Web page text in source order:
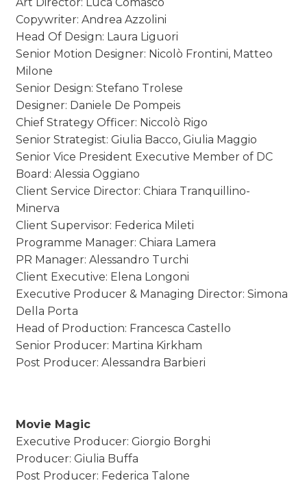
Copywriter: Andrea Azzolini
Head Of Design: Laura Liguori
Senior Motion Designer: Nicolò Frontini, Matteo
Milone
Senior Design: Stefano Trolese
Designer: Daniele De Pompeis
Chief Strategy Officer: Niccolò Rigo
Senior Strategist: Giulia Bacco, Giulia Maggio
Senior Vice President Executive Member of DC
Board: Alessia Oggiano
Client Service Director: Chiara Tranquillino-
Minerva
Client Supervisor: Federica Mileti
Programme Manager: Chiara Lamera
PR Manager: Alessandro Turchi
Client Executive: Elena Longoni
Executive Producer & Managing Director: Simona
Della Porta
Head of Production: Francesca Castello
Senior Producer: Martina Kirkham
Post Producer: Alessandra Barbieri
Movie Magic
Executive Producer: Giorgio Borghi
Producer: Giulia Buffa
Post Producer: Federica Talone